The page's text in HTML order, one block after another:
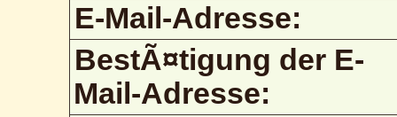
E-Mail-Adresse:
BestÃ¤tigung der E-
Mail-Adresse: